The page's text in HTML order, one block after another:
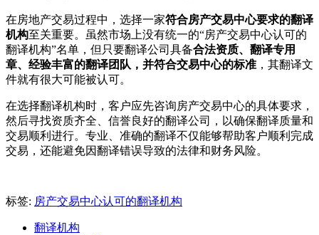
在房地产交易过程中，选择一家符合房产交易中心要求的翻译
机构至关重要。虽然市场上没有统一的“房产交易中心认可的
翻译机构”名单，但只要翻译公司具备合法资质、翻译专用
章、经验丰富的翻译团队，并符合交易中心的标准 ，其翻译文
件就有很大可能被认可。
在选择翻译机构时，客户应先咨询房产交易中心的具体要求，
然后寻找资质齐全、信誉良好的翻译公司，以确保翻译质量和
交易顺利进行。专业、准确的翻译不仅能够帮助客户顺利完成
交易，还能避免因翻译错误导致的法律和财务风险。
标签: 房产交易中心认可的翻译机构
翻译机构